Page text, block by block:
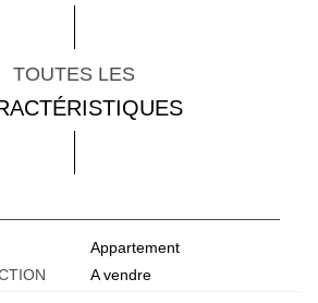
TOUTES LES
Appartement
A vendre